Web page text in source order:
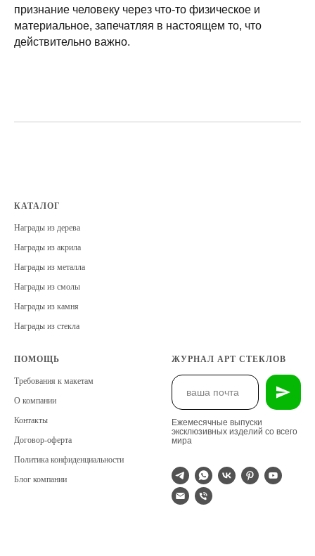
признание человеку через что-то физическое и
материальное, запечатляя в настоящем то, что
действительно важно.
КАТАЛОГ
Награды из дерева
Награды из акрила
Награды из металла
Награды из смолы
Награды из камня
Награды из стекла
ПОМОЩЬ
Требования к макетам
О компании
Контакты
Договор-оферта
Политика конфиденциальности
Блог компании
ЖУРНАЛ АРТ СТЕКЛОВ
Ежемесячные выпуски
эксклюзивных изделий со всего
мира